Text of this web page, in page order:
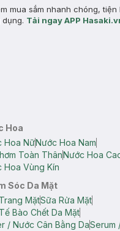
mua sắm nhanh chóng,
Tải ngay APP
Hoa
Hoa NữNước Hoa Nam
Toàn ThânNước Hoa
Hoa Vùng Kín
Sóc Da Mặt
MặtSữa Rửa Mặt
Bào Chết Da Mặt
/ Nước Cân Bằng DaSerum